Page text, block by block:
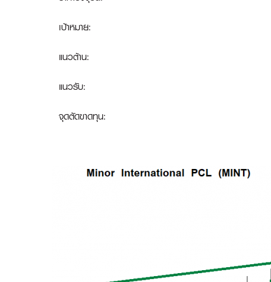
เป้าหมาย:
แนวต้าน:
แนวรับ:
จุดตัดขาดทุน: